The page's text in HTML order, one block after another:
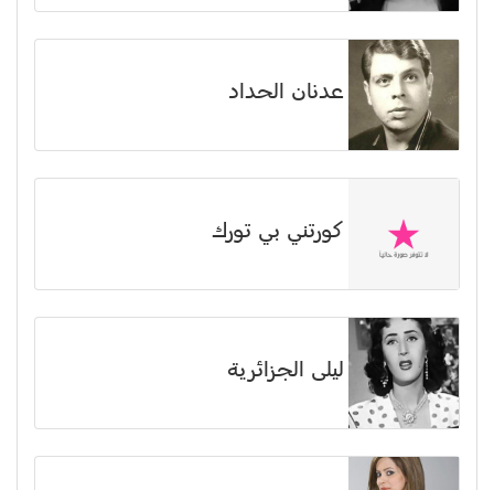
عدنان الحداد
كورتني بي تورك
ليلى الجزائرية